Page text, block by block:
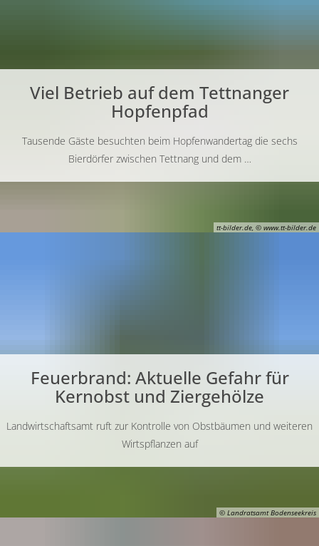
tt-bilder.de, © www.tt-bilder.de
Viel Betrieb auf dem Tettnanger
Hopfenpfad
Tausende Gäste besuchten beim Hopfenwandertag die sechs
Bierdörfer zwischen Tettnang und dem …
© Landratsamt Bodenseekreis
Feuerbrand: Aktuelle Gefahr für
Kernobst und Ziergehölze
Landwirtschaftsamt ruft zur Kontrolle von Obstbäumen und weiteren
Wirtspflanzen auf